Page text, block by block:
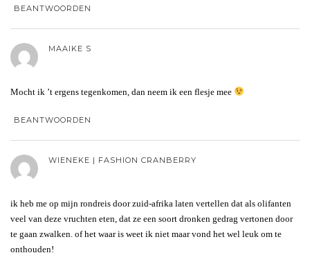
BEANTWOORDEN
MAAIKE S
Mocht ik ’t ergens tegenkomen, dan neem ik een flesje mee
BEANTWOORDEN
WIENEKE | FASHION CRANBERRY
ik heb me op mijn rondreis door zuid-afrika laten vertellen dat als olifanten
veel van deze vruchten eten, dat ze een soort dronken gedrag vertonen door
te gaan zwalken. of het waar is weet ik niet maar vond het wel leuk om te
onthouden!